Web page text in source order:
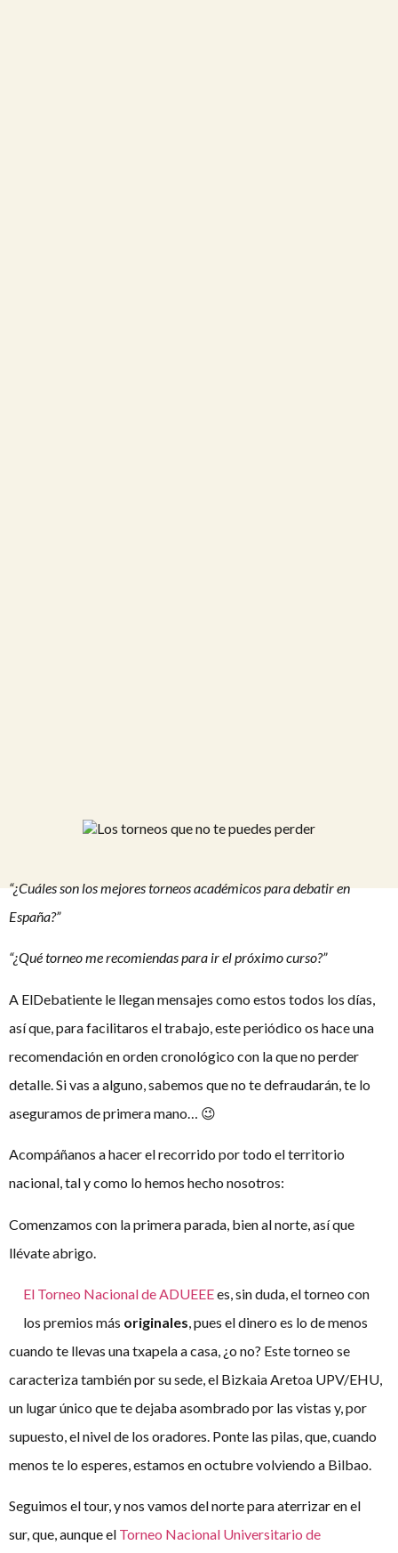
“¿Cuáles son los mejores torneos académicos para debatir en
España?”
“¿Qué torneo me recomiendas para ir el próximo curso?”
A ElDebatiente le llegan mensajes como estos todos los días,
así que, para facilitaros el trabajo, este periódico os hace una
recomendación en orden cronológico con la que no perder
detalle. Si vas a alguno, sabemos que no te defraudarán, te lo
aseguramos de primera mano… 😉
Acompáñanos a hacer el recorrido por todo el territorio
nacional, tal y como lo hemos hecho nosotros:
Comenzamos con la primera parada, bien al norte, así que
llévate abrigo.
El Torneo Nacional de ADUEEEes, sin duda, el torneo con
los premios más originales, pues el dinero es lo de menos
cuando te llevas una txapela a casa, ¿o no? Este torneo se
caracteriza también por su sede, el Bizkaia Aretoa UPV/EHU,
un lugar único que te dejaba asombrado por las vistas y, por
supuesto, el nivel de los oradores. Ponte las pilas, que, cuando
menos te lo esperes, estamos en octubre volviendo a Bilbao.
Seguimos el tour, y nos vamos del norte para aterrizar en el
sur, que, aunque el Torneo Nacional Universitario de